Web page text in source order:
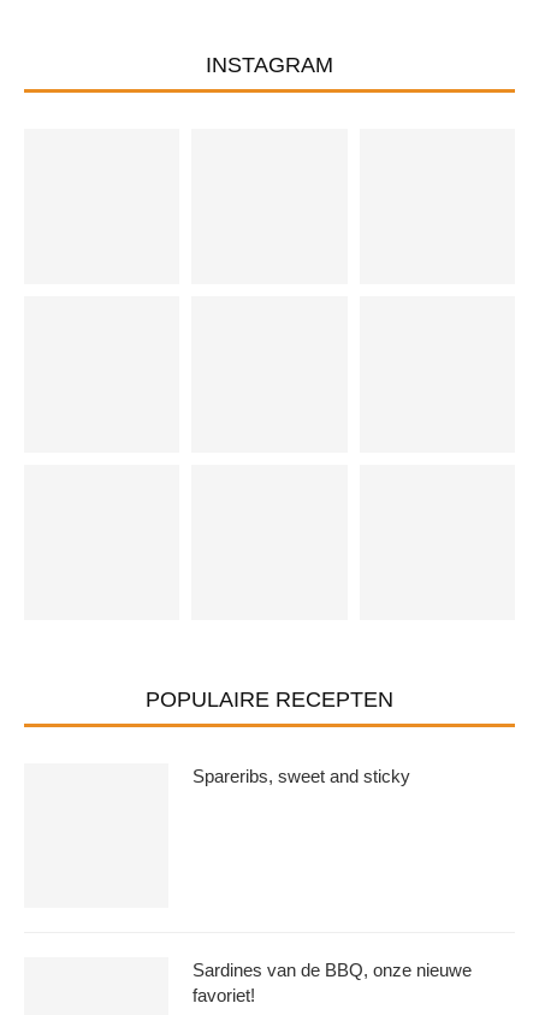
INSTAGRAM
POPULAIRE RECEPTEN
Spareribs, sweet and sticky
Sardines van de BBQ, onze nieuwe
favoriet!